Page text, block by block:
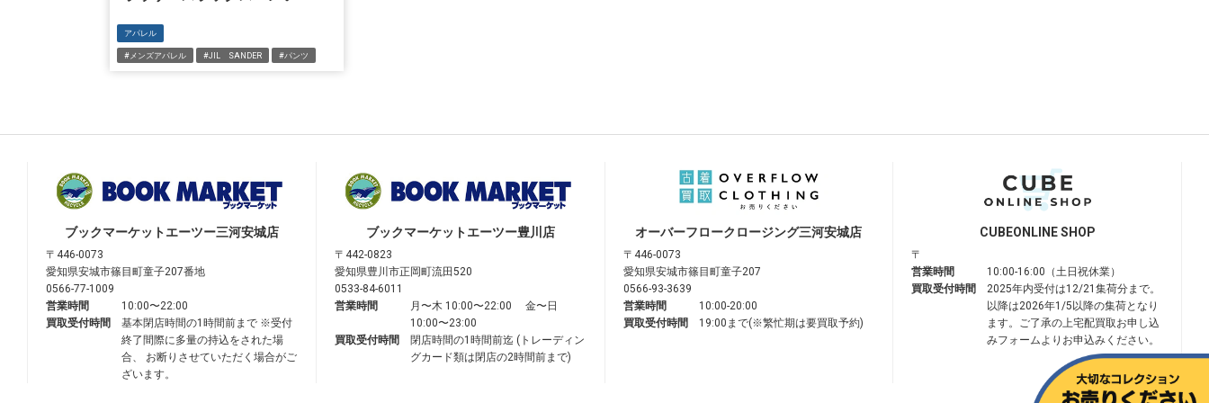
アパレル
#メンズアパレル #JIL SANDER #パンツ
ブックマーケットエーツー三河安城店
〒446-0073
愛知県安城市篠目町童子207番地
0566-77-1009
営業時間
10:00〜22:00
買取受付時間
基本閉店時間の1時間前まで ※受付
終了間際に多量の持込をされた場
合、 お断りさせていただく場合がご
ざいます。
ブックマーケットエーツー豊川店
〒442-0823
愛知県豊川市正岡町流田520
0533-84-6011
営業時間
月〜木 10:00〜22:00 金〜日
10:00〜23:00
買取受付時間
閉店時間の1時間前迄 (トレーディン
グカード類は閉店の2時間前まで)
オーバーフロークロージング三河安城店
〒446-0073
愛知県安城市篠目町童子207
0566-93-3639
営業時間
10:00-20:00
買取受付時間
19:00まで(※繁忙期は要買取予約)
CUBEONLINE SHOP
〒
営業時間
10:00-16:00（土日祝休業）
買取受付時間
2025年内受付は12/21集荷分まで。
以降は2026年1/5以降の集荷となり
ます。ご了承の上宅配買取お申し込
みフォームよりお申込みください。